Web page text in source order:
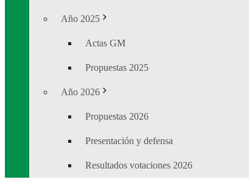
Año 2025
Actas GM
Propuestas 2025
Año 2026
Propuestas 2026
Presentación y defensa
Resultados votaciones 2026